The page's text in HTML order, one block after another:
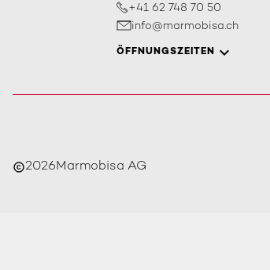
+41 62 748 70 50
info@marmobisa.ch
ÖFFNUNGSZEITEN
copyright2026Marmobisa AG